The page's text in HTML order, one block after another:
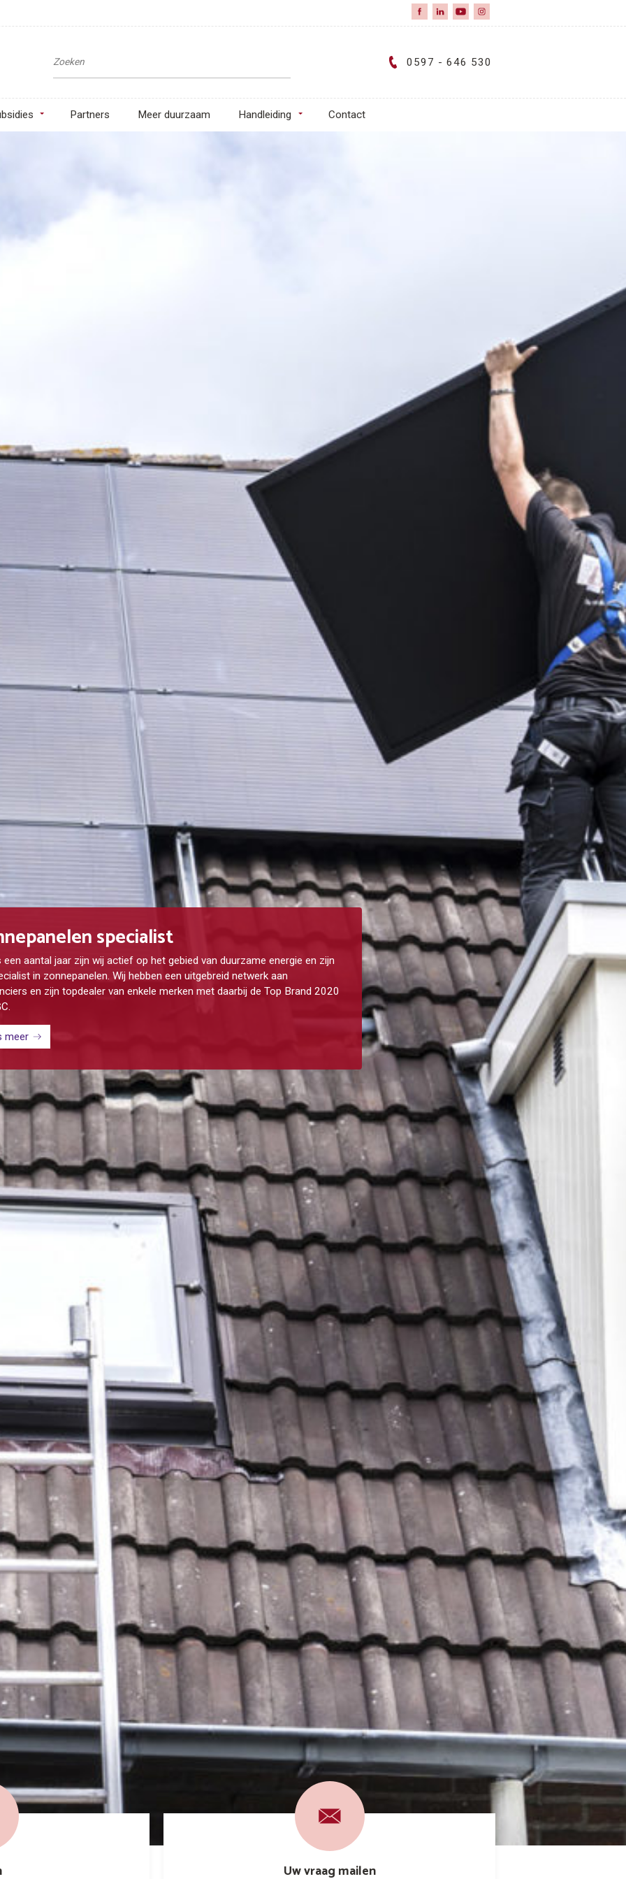
0597 - 646 530
Partners Meer duurzaam Handleiding Contact
specialist
een aantal jaar zijn wij actief op het gebied van duurzame energie en zijn
in zonnepanelen. Wij hebben een uitgebreid netwerk aan
en zijn topdealer van enkele merken met daarbij de Top Brand 2020
meer
Uw vraag mailen